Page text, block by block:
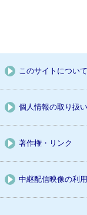
このサイトについて
個人情報の取り扱い
著作権・リンク
中継配信映像の利用